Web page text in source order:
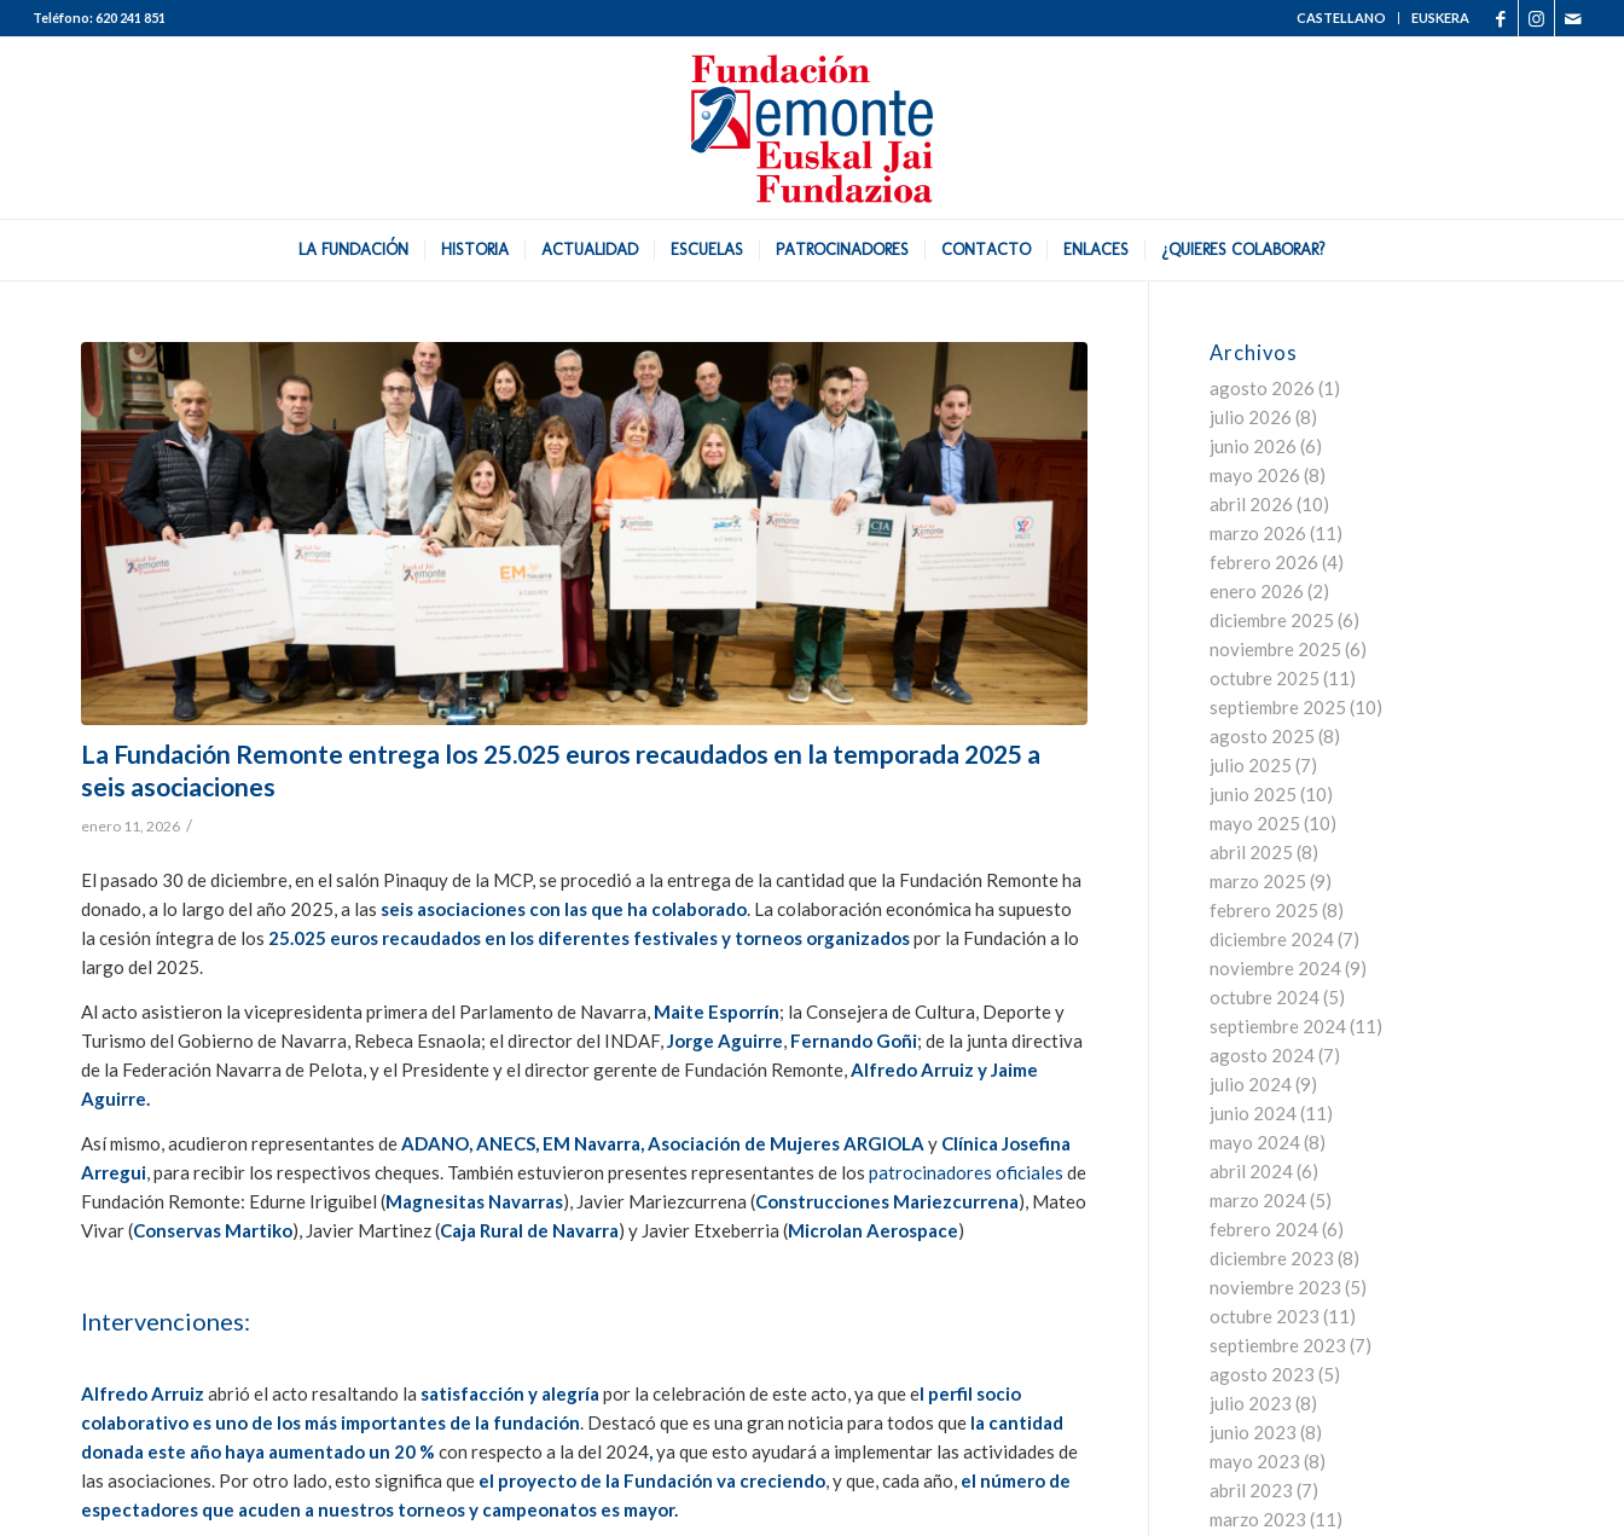
CASTELLANO EUSKERA
Teléfono:620 241 851
LA FUNDACIÓN HISTORIA ACTUALIDAD ESCUELAS PATROCINADORES CONTACTO ENLACES ¿QUIERES COLABORAR?
La Fundación Remonte entrega los 25.025 euros recaudados en la temporada 2025 a
seis asociaciones
enero 11, 2026 /
El pasado 30 de diciembre, en el salón Pinaquy de la MCP, se procedió a la entrega de la cantidad que la Fundación Remonte ha
donado, a lo largo del año 2025, a las seis asociaciones con las que ha colaborado. La colaboración económica ha supuesto
la cesión íntegra de los 25.025 euros recaudados en los diferentes festivales y torneos organizadospor la Fundación a lo
largo del 2025.
Al acto asistieron la vicepresidenta primera del Parlamento de Navarra, Maite Esporrín; la Consejera de Cultura, Deporte y
Turismo del Gobierno de Navarra, Rebeca Esnaola; el director del INDAF,Jorge Aguirre, Fernando Goñi; de la junta directiva
de la Federación Navarra de Pelota, y el Presidente y el director gerente de Fundación Remonte,Alfredo Arruiz y Jaime
Aguirre.
Así mismo, acudieron representantes deADANO, ANECS, EM Navarra, Asociación de Mujeres ARGIOLA y Clínica Josefina
Arregui, para recibir los respectivos cheques. También estuvieron presentes representantes de los patrocinadores oficiales de
Fundación Remonte: Edurne Iriguibel (Magnesitas Navarras), Javier Mariezcurrena (Construcciones Mariezcurrena), Mateo
Vivar (Conservas Martiko), Javier Martinez (Caja Rural de Navarra) y Javier Etxeberria (Microlan Aerospace)
Intervenciones:
Alfredo Arruiz abrió el acto resaltando la satisfacción y alegría por la celebración de este acto, ya que el perfil socio
colaborativo es uno de los más importantes de la fundación . Destacó que es una gran noticia para todos que la cantidad
donada este año haya aumentado un 20 % con respecto a la del 2024 ya que esto ayudará a implementar las actividades de
las asociaciones. Por otro lado, esto significa que el proyecto de la Fundación va creciendo , y que, cada año, el número de
espectadores que acuden a nuestros torneos y campeonatos es mayor.
Archivos
agosto 2026 (1)
julio 2026 (8)
junio 2026 (6)
mayo 2026 (8)
abril 2026 (10)
marzo 2026 (11)
febrero 2026 (4)
enero 2026 (2)
diciembre 2025 (6)
noviembre 2025 (6)
octubre 2025 (11)
septiembre 2025 (10)
agosto 2025 (8)
julio 2025 (7)
junio 2025 (10)
mayo 2025 (10)
abril 2025 (8)
marzo 2025 (9)
febrero 2025 (8)
diciembre 2024(7)
noviembre 2024(9)
octubre 2024(5)
septiembre 2024(11)
agosto 2024(7)
julio 2024(9)
junio 2024(11)
mayo 2024(8)
abril 2024(6)
marzo 2024(5)
febrero 2024(6)
diciembre 2023 (8)
noviembre 2023 (5)
octubre 2023 (11)
septiembre 2023 (7)
agosto 2023 (5)
julio 2023 (8)
junio 2023 (8)
mayo 2023 (8)
abril 2023 (7)
marzo 2023 (11)